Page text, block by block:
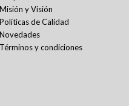
Misión y Visión
Políticas de Calidad
Novedades
Términos y condiciones